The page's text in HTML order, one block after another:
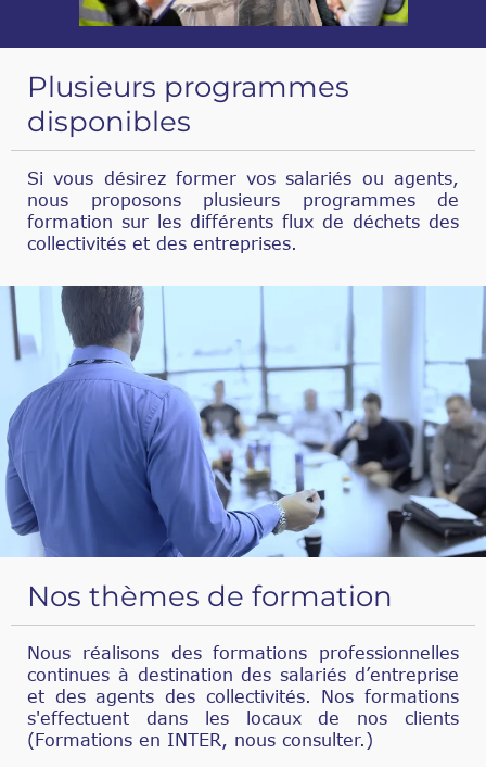
Plusieurs programmes
disponibles
Si vous désirez former vos salariés ou agents,
nous proposons plusieurs programmes de
formation sur les différents flux de déchets des
collectivités et des entreprises.
Nos thèmes de formation
Nous réalisons des formations professionnelles
continues à destination des salariés d’entreprise
et des agents des collectivités. Nos formations
s'effectuent dans les locaux de nos clients
(Formations en INTER, nous consulter.)